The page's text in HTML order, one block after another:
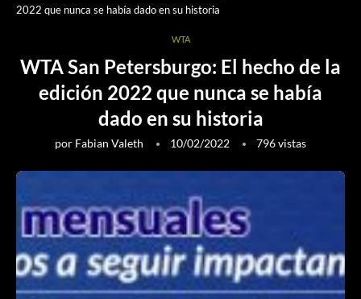
2022 que nunca se había dado en su historia
WTA
WTA San Petersburgo: El hecho de la
edición 2022 que nunca se había
dado en su historia
por Fabian Valeth 10/02/2022 796vistas